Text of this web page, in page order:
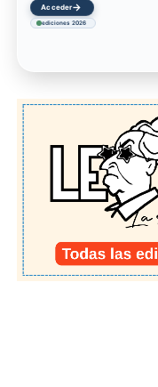
Acceder→
ediciones 2026